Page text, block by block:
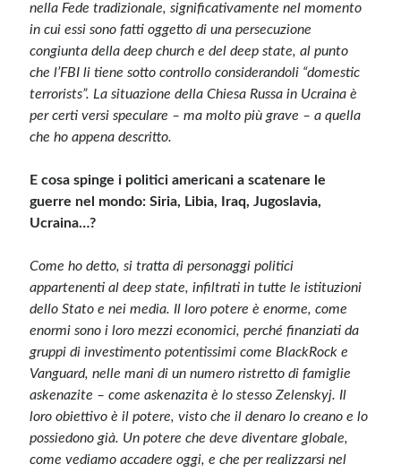
nella Fede tradizionale, significativamente nel momento
in cui essi sono fatti oggetto di una persecuzione
congiunta della deep church e del deep state, al punto
che l’FBI li tiene sotto controllo considerandoli “domestic
terrorists”. La situazione della Chiesa Russa in Ucraina è
per certi versi speculare – ma molto più grave – a quella
che ho appena descritto.
E cosa spinge i politici americani a scatenare le
guerre nel mondo: Siria, Libia, Iraq, Jugoslavia,
Ucraina…?
Come ho detto, si tratta di personaggi politici
appartenenti al deep state, infiltrati in tutte le istituzioni
dello Stato e nei media. Il loro potere è enorme, come
enormi sono i loro mezzi economici, perché finanziati da
gruppi di investimento potentissimi come BlackRock e
Vanguard, nelle mani di un numero ristretto di famiglie
askenazite – come askenazita è lo stesso Zelenskyj. Il
loro obiettivo è il potere, visto che il denaro lo creano e lo
possiedono già. Un potere che deve diventare globale,
come vediamo accadere oggi, e che per realizzarsi nel